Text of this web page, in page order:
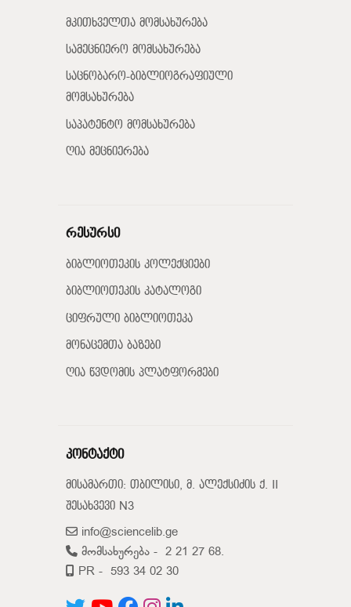
მკითხველთა მომსახურება
სამეცნიერო მომსახურება
საცნობარო-ბიბლიოგრაფიული
მომსახურება
საპატენტო მომსახურება
ღია მეცნიერება
რესურსი
ბიბლიოთეკის კოლექციები
ბიბლიოთეკის კატალოგი
ციფრული ბიბლიოთეკა
მონაცემთა ბაზები
ღია წვდომის პლატფორმები
კონტაქტი
მისამართი: თბილისი, მ. ალექსიძის ქ. II
შესახვევი N3
info@sciencelib.ge
მომსახურება - 2 21 27 68.
PR - 593 34 02 30